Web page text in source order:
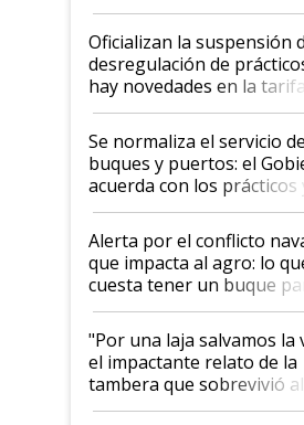
Oficializan la suspensión
desregulación de
hay novedades en la tarifa
la hidrovía
Se normaliza el servicio de
buques y puertos: el
acuerda con los prácticos y
suspende el decreto de
desregulación
Alerta por el conflicto
que impacta al agro: lo
cuesta tener un buque
y el peligro de que
pase a ser "país sucio"
"Por una laja salvamos la
el impactante relato de la
tambera que sobrevivió al
tornado